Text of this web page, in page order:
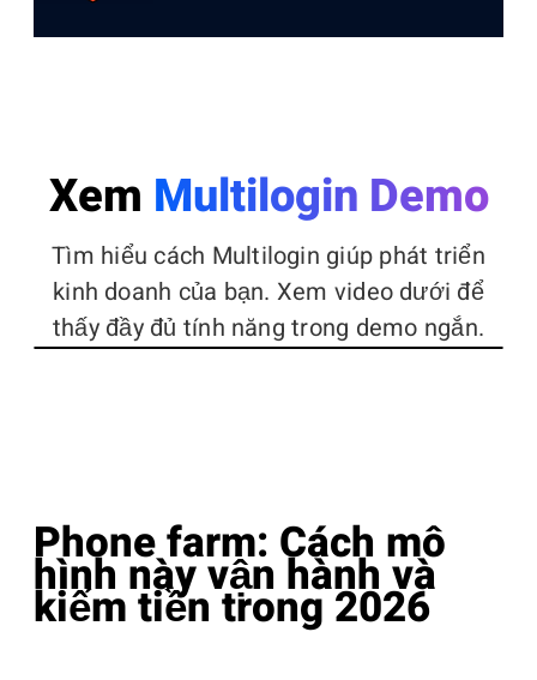
Xem Multilogin Demo
Tìm hiểu cách Multilogin giúp phát triển
kinh doanh của bạn. Xem video dưới để
thấy đầy đủ tính năng trong demo ngắn.
Phone farm: Cách mô
hình này vận hành và
kiếm tiền trong 2026